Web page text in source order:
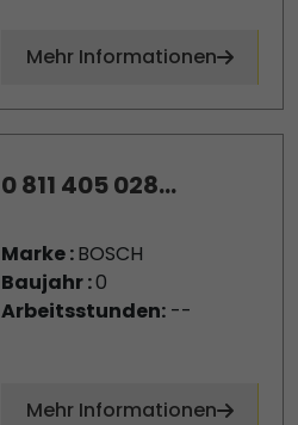
Mehr Informationen
0 811 405 028...
Marke :BOSCH
Baujahr :0
Arbeitsstunden:--
Mehr Informationen